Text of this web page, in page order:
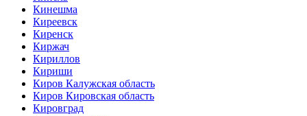
Кинешма
Киреевск
Киренск
Киржач
Кириллов
Кириши
Киров Калужская область
Киров Кировская область
Кировград